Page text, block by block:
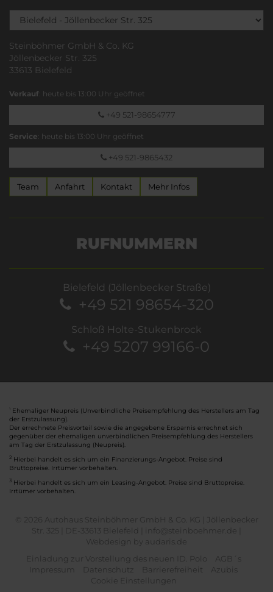
Steinböhmer GmbH & Co. KG
Jöllenbecker Str. 325
33613 Bielefeld
Verkauf: heute bis 13:00 Uhr geöffnet
+49 521-98654777
Service: heute bis 13:00 Uhr geöffnet
+49 521-9865432
Team Anfahrt Kontakt Mehr Infos
RUFNUMMERN
Bielefeld (Jöllenbecker Straße)
+49 521 98654-320
Schloß Holte-Stukenbrock
+49 5207 99166-0
Ehemaliger Neupreis (Unverbindliche Preisempfehlung des Herstellers am Tag
der Erstzulassung).
Der errechnete Preisvorteil sowie die angegebene Ersparnis errechnet sich
gegenüber der ehemaligen unverbindlichen Preisempfehlung des Herstellers
am Tag der Erstzulassung (Neupreis).
2 Hierbei handelt es sich um ein Finanzierungs-Angebot. Preise sind
Bruttopreise. Irrtümer vorbehalten.
3 Hierbei handelt es sich um ein Leasing-Angebot. Preise sind Bruttopreise.
Irrtümer vorbehalten.
© 2026 Autohaus Steinböhmer GmbH & Co. KG | Jöllenbecker
Str. 325 | DE-33613 Bielefeld | info@steinboehmer.de |
Webdesign by audaris.de
Einladung zur Vorstellung des neuen ID. Polo
AGB´s
Impressum
Datenschutz Barrierefreiheit
Azubis
Cookie Einstellungen